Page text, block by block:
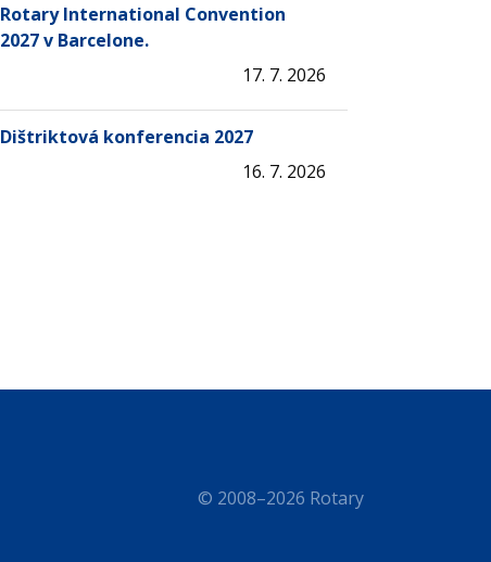
Rotary International Convention
2027 v Barcelone.
17. 7. 2026
Dištriktová konferencia 2027
16. 7. 2026
© 2008–2026 Rotary